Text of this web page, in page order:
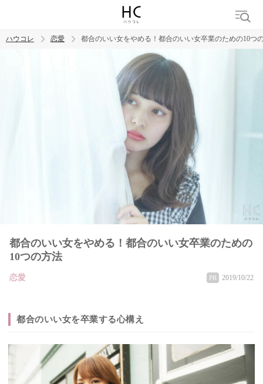
ハウコレ 恋愛 都合のいい女をやめる！都合のいい女卒業のための10つ
都合のいい女をやめる！都合のいい女卒業のための
10つの方法
恋愛 PR 2019/10/22
都合のいい女を卒業する心構え